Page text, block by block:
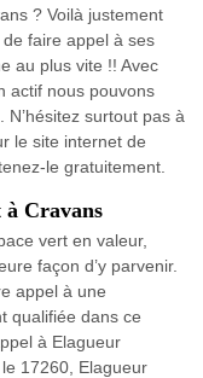
? Voilà justement
faire appel à ses
au plus vite !! Avec
actif nous pouvons
surtout pas à
le site internet de
le gratuitement.
à Cravans
vert en valeur,
façon d’y parvenir.
appel à une
qualifiée dans ce
à Elagueur
17260, Elagueur